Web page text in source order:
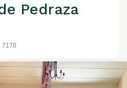
Pedraza
7170